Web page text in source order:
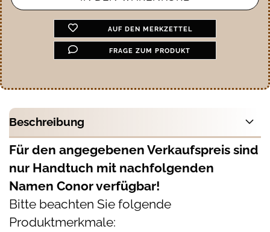
AUF DEN MERKZETTEL
FRAGE ZUM PRODUKT
Beschreibung
Für den angegebenen Verkaufspreis sind
nur Handtuch mit nachfolgenden
Namen Conor verfügbar!
Bitte beachten Sie folgende
Produktmerkmale: